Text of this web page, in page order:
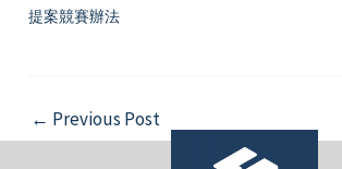
提案競賽辦法
Post
navigation
← Previous Post